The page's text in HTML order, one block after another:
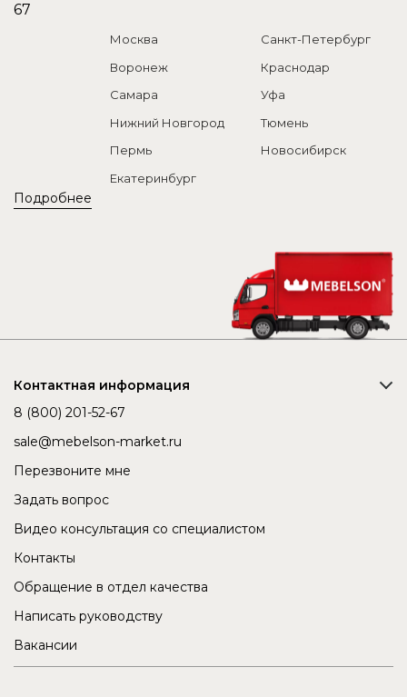
67
Подробнее
Москва
Санкт-Петербург
Воронеж
Краснодар
Самара
Уфа
Нижний Новгород
Тюмень
Пермь
Новосибирск
Екатеринбург
Контактная информация
8 (800) 201-52-67
sale@mebelson-market.ru
Перезвоните мне
Задать вопрос
Видео консультация со специалистом
Контакты
Обращение в отдел качества
Написать руководству
Вакансии